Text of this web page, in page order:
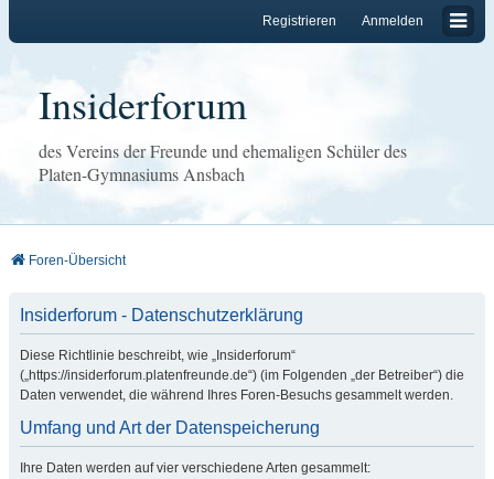
Anmelden
Registrieren
Insiderforum
des Vereins der Freunde und ehemaligen Schüler des
Platen-Gymnasiums Ansbach
Foren-Übersicht
Insiderforum - Datenschutzerklärung
Diese Richtlinie beschreibt, wie „Insiderforum“
(„https://insiderforum.platenfreunde.de“) (im Folgenden „der Betreiber“) die
Daten verwendet, die während Ihres Foren-Besuchs gesammelt werden.
Umfang und Art der Datenspeicherung
Ihre Daten werden auf vier verschiedene Arten gesammelt: